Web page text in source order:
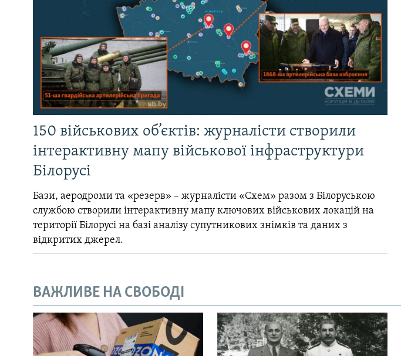
150 військових об’єктів: журналісти створили
інтерактивну мапу військової інфраструктури
Білорусі
Бази, аеродроми та «резерв» – журналісти «Схем» разом з Білоруською
службою створили інтерактивну мапу ключових військових локацій на
території Білорусі на базі аналізу супутникових знімків та даних з
відкритих джерел.
ВАЖЛИВЕ НА СВОБОДІ